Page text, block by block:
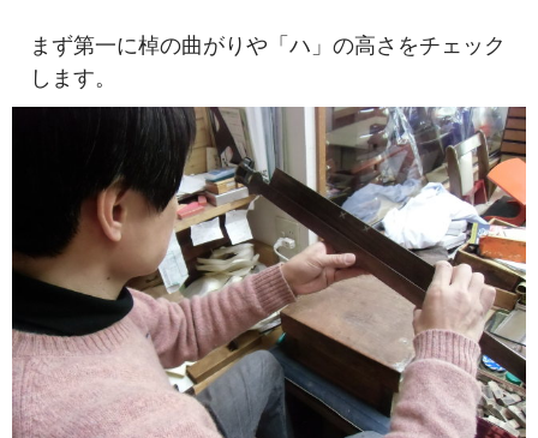
まず第一に棹の曲がりや「ハ」の高さをチェック
します。